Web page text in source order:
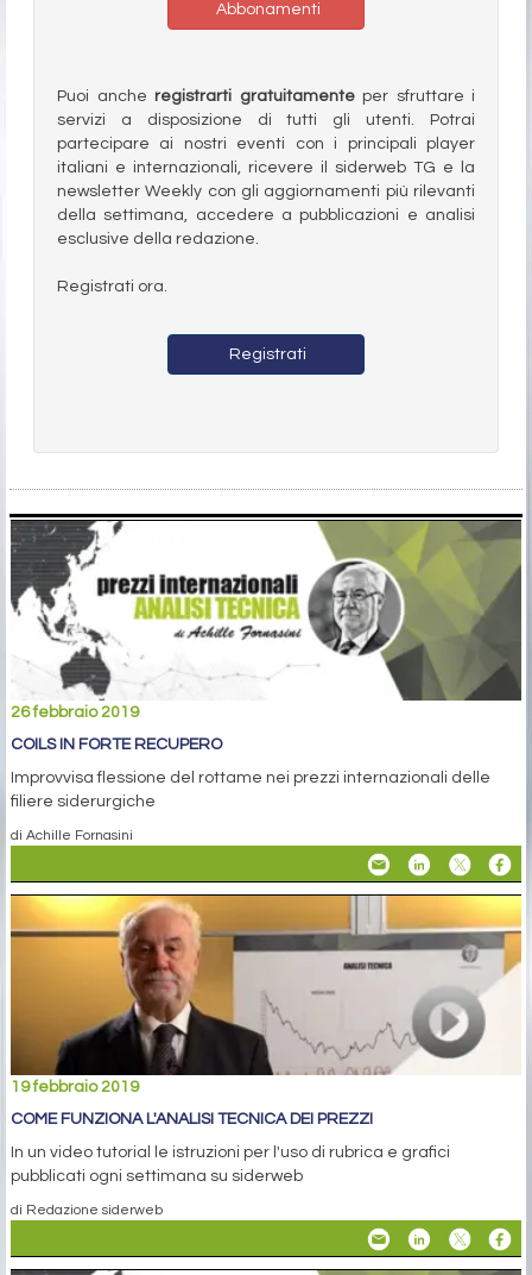
Abbonamenti
Puoi anche registrarti gratuitamenteper sfruttare i
servizi a disposizione di tutti gli utenti. Potrai
partecipare ai nostri eventi con i principali player
italiani e internazionali, ricevere il siderweb TG e la
newsletter Weekly con gli aggiornamenti più rilevanti
della settimana, accedere a pubblicazioni e analisi
esclusive della redazione.
Registrati ora.
Registrati
26 febbraio 2019
COILS IN FORTE RECUPERO
Improvvisa flessione del rottame nei prezzi internazionali delle
filiere siderurgiche
di Achille Fornasini
19 febbraio 2019
COME FUNZIONA L'ANALISI TECNICA DEI PREZZI
In un video tutorial le istruzioni per l'uso di rubrica e grafici
pubblicati ogni settimana su siderweb
di Redazione siderweb